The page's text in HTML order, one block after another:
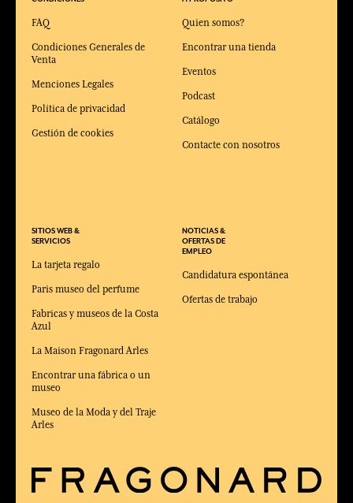
FAQ
Condiciones Generales de
Venta
Menciones Legales
Política de privacidad
Gestión de cookies
SITIOS WEB &
SERVICIOS
La tarjeta regalo
Paris museo del perfume
Fabricas y museos de la Costa
Azul
La Maison Fragonard Arles
Encontrar una fábrica o un
museo
Museo de la Moda y del Traje
Arles
Quien somos?
Encontrar una tienda
Eventos
Podcast
Catálogo
Contacte con nosotros
NOTICIAS &
OFERTAS DE
EMPLEO
Candidatura espontánea
Ofertas de trabajo